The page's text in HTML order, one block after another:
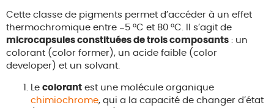
Cette classe de pigments permet d’accéder à un effet
thermochromique entre −5 °C et 80 °C. Il s’agit de
microcapsules constituées de trois composants : un
colorant (color former), un acide faible (color
developer) et un solvant.
Le colorant est une molécule organique
chimiochrome, qui a la capacité de changer d’état